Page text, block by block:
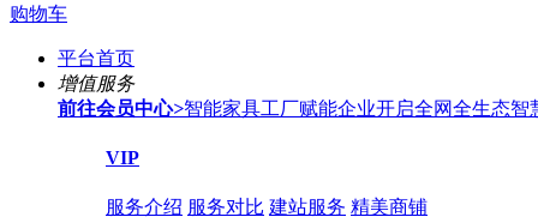
购物车
平台首页
增值服务
前往会员中心>智能家具工厂赋能企业开启全网全生态智
VIP
服务介绍 服务对比 建站服务 精美商铺